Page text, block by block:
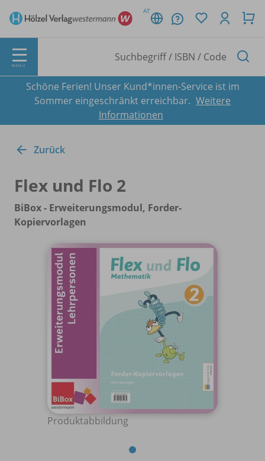
AT
MENÜ
Schöne Ferien! Unser Kund*innen-Service ist im
Sommer eingeschränkt erreichbar. Weitere
Informationen
Zurück
Flex und Flo 2
BiBox - Erweiterungsmodul, Forder-
Kopiervorlagen
Produktabbildung